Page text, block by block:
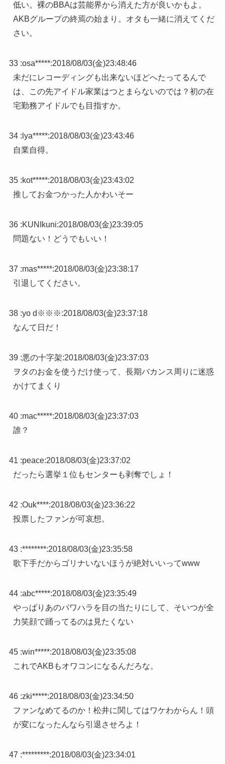
低い。裸のBBAは芸能界から消えた方が良いかもよ。
AKBグループの終焉の始まり。オタも一緒に消えてくだ
さい。
33 :osa*****:2018/08/03(金)23:48:46
未だにレコーディングも出来ないほどへたってるんで
は、この先アイドル家業はつとまらないのでは？初の在
宅勤務アイドルでも目指すか。
34 : lya*****:2018/08/03(金)23:43:46
自業自得。
35 :kot*****:2018/08/03(金)23:43:02
推してお金つかった人かわいそー
36 :KUNIkuni:2018/08/03(金)23:39:05
問題ない！どうでもいい！
37 :mas*****:2018/08/03(金)23:38:17
引退してください。
38 :yo d※※※:2018/08/03(金)23:37:18
なんて日だ！
39 :悪の十字架:2018/08/03(金)23:37:03
ヲタのお金を使うだけ使って、長期バカンス周りに迷惑
かけてまくり
40 :mac*****:2018/08/03(金)23:37:03
誰？
41 :peace:2018/08/03(金)23:37:02
だったら選挙１位もセンターも剥奪でしょ！
42 :Ouk****:2018/08/03(金)23:36:22
投票したファンが可哀想。
43 :********:2018/08/03(金)23:35:58
歌下手だからゴリナいないほうが絶対いいってwww
44 :abc*****:2018/08/03(金)23:35:49
やっぱりあのパワハラを目の当たりにして、そいつが全
力笑顔で踊ってるのは見たくない
45 :win*****:2018/08/03(金)23:35:08
これでAKBもオワコンになるんだろな。
46 :zki*****:2018/08/03(金)23:34:50
ファンなめてるのか！松井に関してはワケわからん！頭
が変になったんなら引退させろよ！
47 :*********:2018/08/03(金)23:34:01